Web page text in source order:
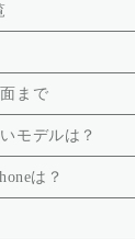
まで
モデルは？
は？